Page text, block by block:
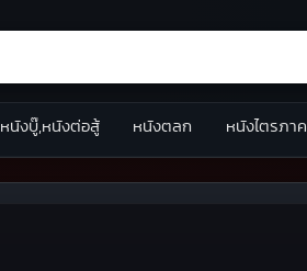
หนังบู๊,หนังต่อสู้ หนังตลก หนังไตรภาค